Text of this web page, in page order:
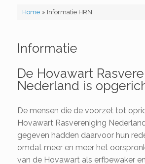
Home» Informatie HRN
Informatie
De Hovawart
Nederland is
De mensen die de voorzet tot
Hovawart Rasvereniging
gegeven hadden daarvoor hun
omdat meer en meer het
van de Hovawart als erfbewaker